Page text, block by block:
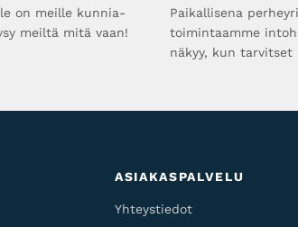
on meille kunnia-
meiltä mitä vaan!
Paikallisena
toimintaamme
näkyy, kun tarvitset
ASIAKASPALVELU
Yhteystiedot